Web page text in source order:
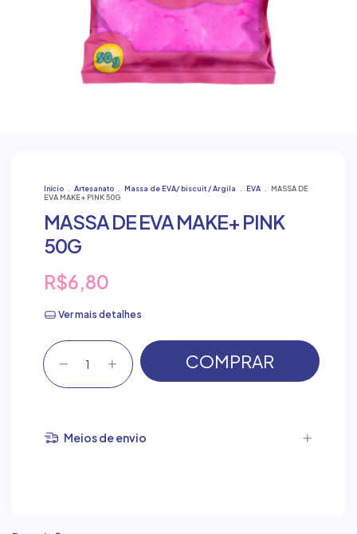
Início Artesanato Massa de EVA/ biscuit / Argila EVA
MASSA DE
EVA MAKE+ PINK 50G
MASSA DE EVA MAKE+ PINK
50G
R$6,80
Ver mais detalhes
Meios de envio
secar a massa não é necessário nenhum
procedimento extra, basta deixá-la em
contato com o ar até endurecer. Solte sua
imaginação e crie as mais variadas formas!